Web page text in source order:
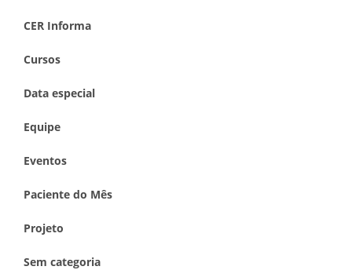
CER Informa
Cursos
Data especial
Equipe
Eventos
Paciente do Mês
Projeto
Sem categoria